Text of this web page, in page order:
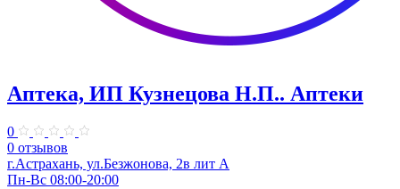
Аптека, ИП Кузнецова Н.П.. Аптеки
0
0 отзывов
г.Астрахань, ул.Безжонова, 2в лит А
Пн-Вс 08:00-20:00